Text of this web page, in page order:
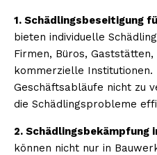
1. Schädlingsbeseitigung
bieten individuelle
Firmen, Büros,
kommerzielle Institutionen.
Geschäftsabläufe nicht zu
die Schädlingsprobleme
2. Schädlingsbekämpfung
können nicht nur in